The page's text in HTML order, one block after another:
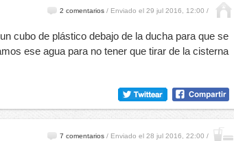
2 comentarios / Enviado el 29 jul 2016, 12:00 /
cubo de plástico debajo de la ducha para que se
ese agua para no tener que tirar de la cisterna
7 comentarios / Enviado el 28 jul 2016, 22:00 /